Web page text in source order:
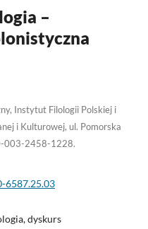
–
Instytut Filologii Polskiej i
i Kulturowej, ul. Pomorska
003-2458-1228.
6587.25.03
dyskurs